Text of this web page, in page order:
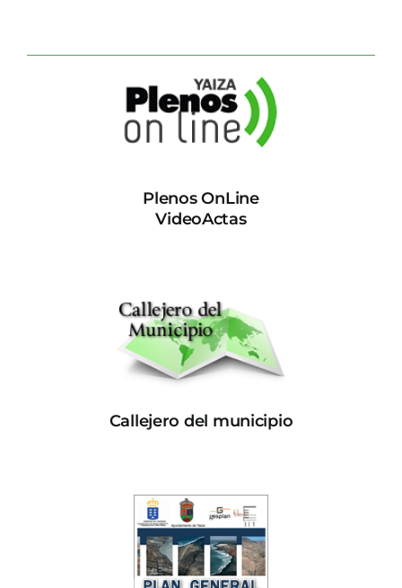
Plenos OnLine
VideoActas
Callejero del municipio